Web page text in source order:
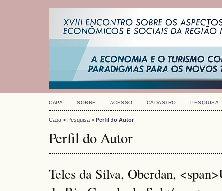
CAPA SOBRE ACESSO CADASTRO PESQUISA
Capa > Pesquisa > Perfil do Autor
Perfil do Autor
Teles da Silva, Oberdan,